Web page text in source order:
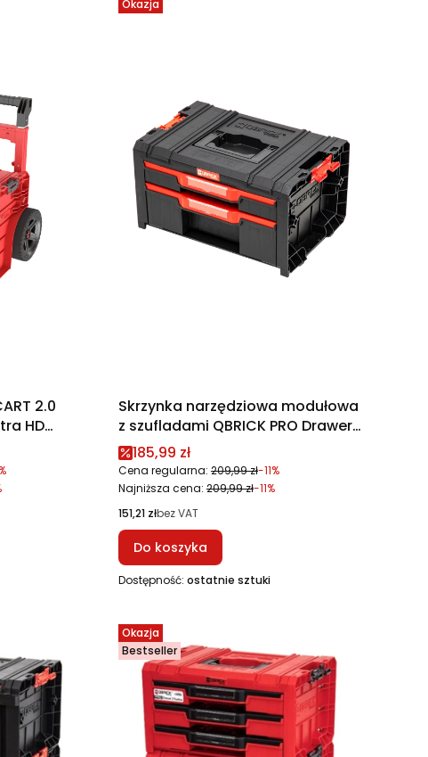
2.0
HD
Okazja
Skrzynka narzędziowa modułowa
z szufladami QBRICK PRO Drawer
2 Toolbox 2.0 Expert
Cena promocyjna
185,99 zł
Cena regularna: 209,99 zł-11%
Najniższa cena: 209,99 zł-11%
Cena
151,21 złbez VAT
Do koszyka
Dostępność: ostatnie sztuki
Okazja
Bestseller